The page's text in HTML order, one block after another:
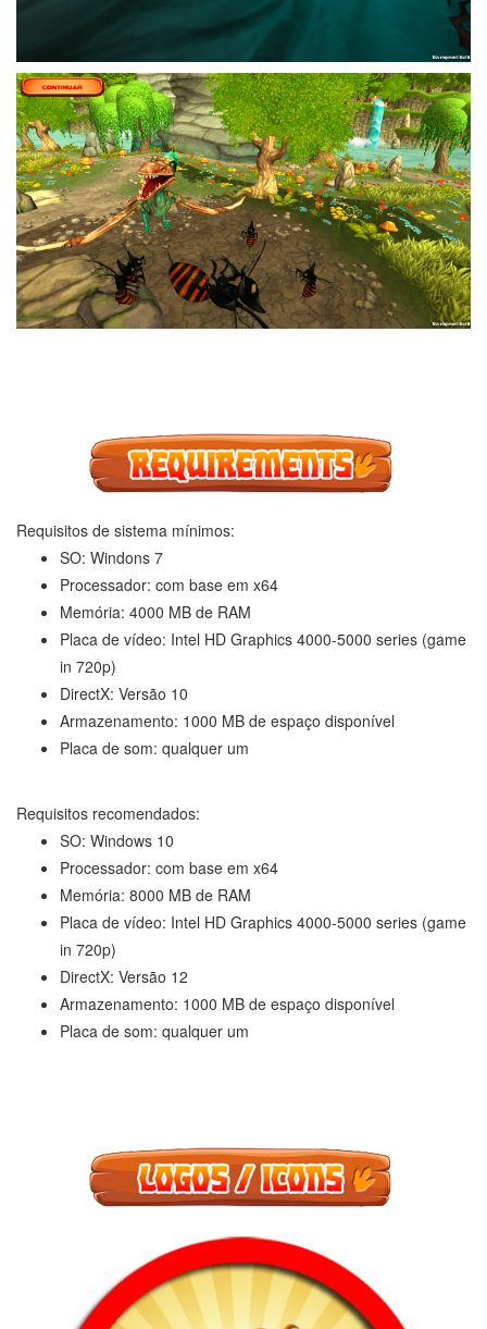
Requisitos de sistema mínimos:
SO: Windons 7
Processador: com base em x64
Memória: 4000 MB de RAM
Placa de vídeo: Intel HD Graphics 4000-5000 series (game
in 720p)
DirectX: Versão 10
Armazenamento: 1000 MB de espaço disponível
Placa de som: qualquer um
Requisitos recomendados:
SO: Windows 10
Processador: com base em x64
Memória: 8000 MB de RAM
Placa de vídeo: Intel HD Graphics 4000-5000 series (game
in 720p)
DirectX: Versão 12
Armazenamento: 1000 MB de espaço disponível
Placa de som: qualquer um